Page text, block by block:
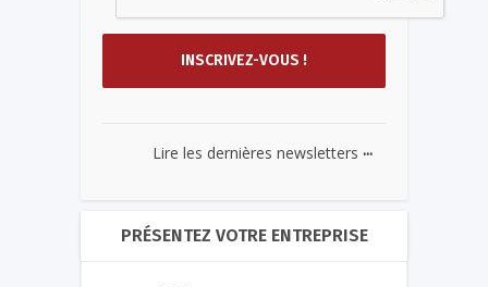
Lire les dernières newsletters ...
PRÉSENTEZ VOTRE ENTREPRISE